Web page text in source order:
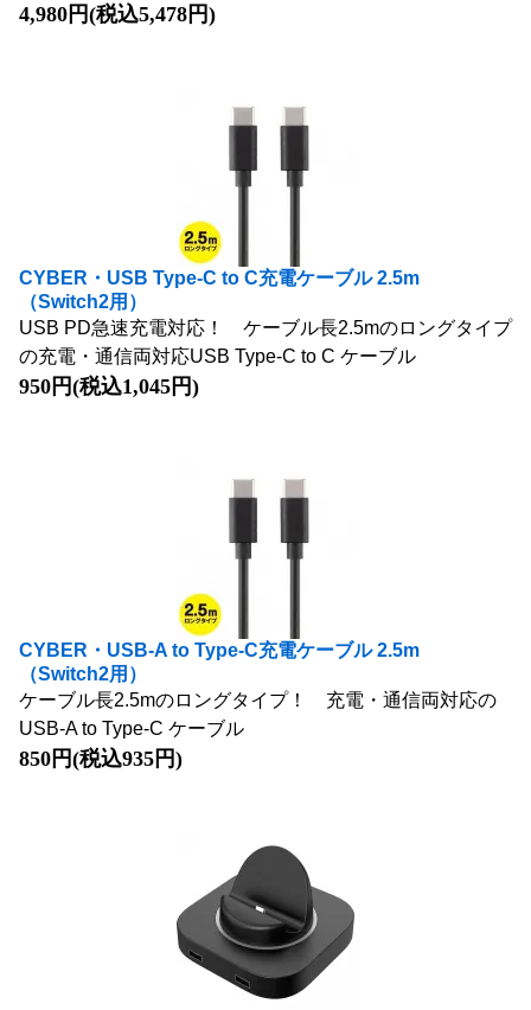
4,980円(税込5,478円)
CYBER・USB Type-C to C充電ケーブル 2.5m
（Switch2用）
USB PD急速充電対応！ ケーブル長2.5mのロングタイプ
の充電・通信両対応USB Type-C to C ケーブル
950円(税込1,045円)
CYBER・USB-A to Type-C充電ケーブル 2.5m
（Switch2用）
ケーブル長2.5mのロングタイプ！ 充電・通信両対応の
USB-A to Type-C ケーブル
850円(税込935円)